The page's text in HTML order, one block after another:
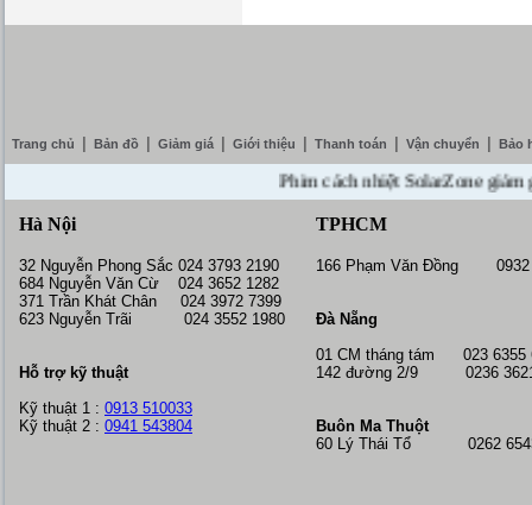
Trang chủ Bản đồ Giảm giá Giới thiệu Thanh toán Vận chuyển Bảo
Phim cách nhiệt SolarZone giảm giá
Hà Nội
32 Nguyễn Phong Sắc 024 3793 2190
684 Nguyễn Văn Cừ 024 3652 1282
371 Trần Khát Chân 024 3972 7399
623 Nguyễn Trãi 024 3552 1980
Hỗ trợ kỹ thuật
Kỹ thuật 1 : 0913 510033
Kỹ thuật 2 : 0941 543804
TPHCM
166 Phạm Văn Đồng 0932
Đà Nẵng
01 CM tháng tám 023 6355
142 đường 2/9 0236
Buôn Ma Thuột
60 Lý Thái Tổ 0262